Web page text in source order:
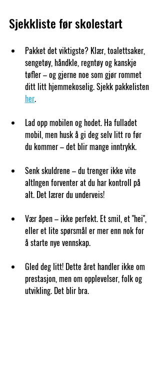
Sjekkliste før skolestart
Pakket det viktigste? Klær, toalettsaker,
sengetøy, håndkle, regntøy og kanskje
tøfler – og gjerne noe som gjør rommet
ditt litt hjemmekoselig. Sjekk pakkelisten
her.
Lad opp mobilen og hodet. Ha fulladet
mobil, men husk å gi deg selv litt ro før
du kommer – det blir mange inntrykk.
Senk skuldrene – du trenger ikke vite
altIngen forventer at du har kontroll på
alt. Det lærer du underveis!
Vær åpen – ikke perfekt. Et smil, et "hei",
eller et lite spørsmål er mer enn nok for
å starte nye vennskap.
Gled deg litt! Dette året handler ikke om
prestasjon, men om opplevelser, folk og
utvikling. Det blir bra.